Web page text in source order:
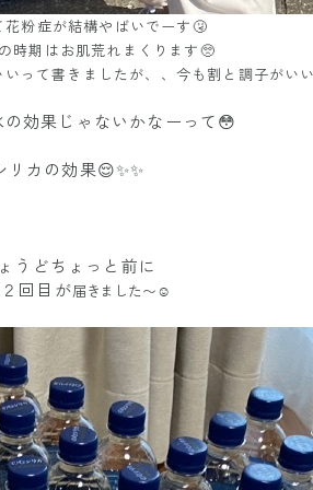
花粉症が結構やばいでーす🤧
時期はお肌荒れまくります🥺
って書きましたが、、今も割と調子がい
の効果じゃないかなーって😳
リカの効果😌✨✨
うどちょっと前に
回目が届きました〜☺️